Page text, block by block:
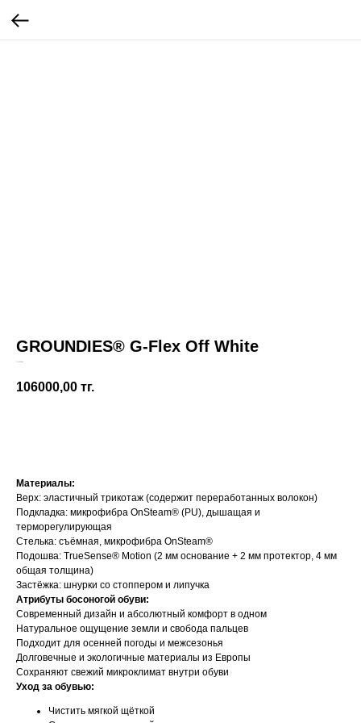
GROUNDIES® G-Flex Off White
106000,00 тг.
Материалы:
Верх: эластичный трикотаж (содержит переработанных волокон)
Подкладка: микрофибра OnSteam® (PU), дышащая и
терморегулирующая
Стелька: съёмная, микрофибра OnSteam®
Подошва: TrueSense® Motion (2 мм основание + 2 мм протектор, 4 мм
общая толщина)
Застёжка: шнурки со стоппером и липучка
Атрибуты босоногой обуви:
Современный дизайн и абсолютный комфорт в одном
Натуральное ощущение земли и свобода пальцев
Подходит для осенней погоды и межсезонья
Долговечные и экологичные материалы из Европы
Сохраняют свежий микроклимат внутри обуви
Уход за обувью:
Чистить мягкой щёткой